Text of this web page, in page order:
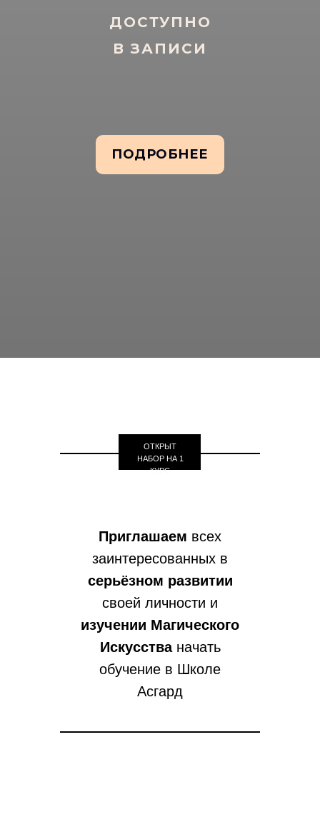
ДОСТУПНО
В ЗАПИСИ
ПОДРОБНЕЕ
Приглашаем всех
заинтересованных в
серьёзном развитии
своей личности и
изучении Магического
Искусстваначать
обучение в Школе
Асгард
ОТКРЫТ
НАБОР НА 1
КУРС